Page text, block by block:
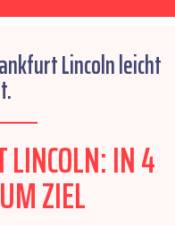
Lincoln leicht
IN 4
ZIEL